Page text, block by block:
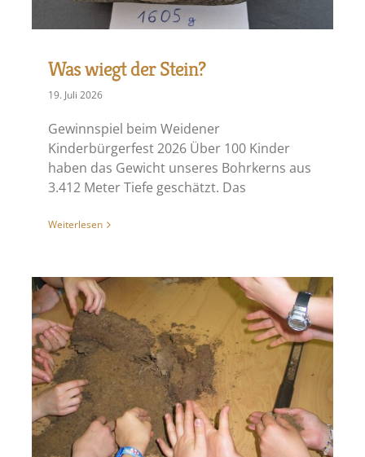
Was wiegt der Stein?
19. Juli 2026
Gewinnspiel beim Weidener
Kinderbürgerfest 2026 Über 100 Kinder
haben das Gewicht unseres Bohrkerns aus
3.412 Meter Tiefe geschätzt. Das
Weiterlesen